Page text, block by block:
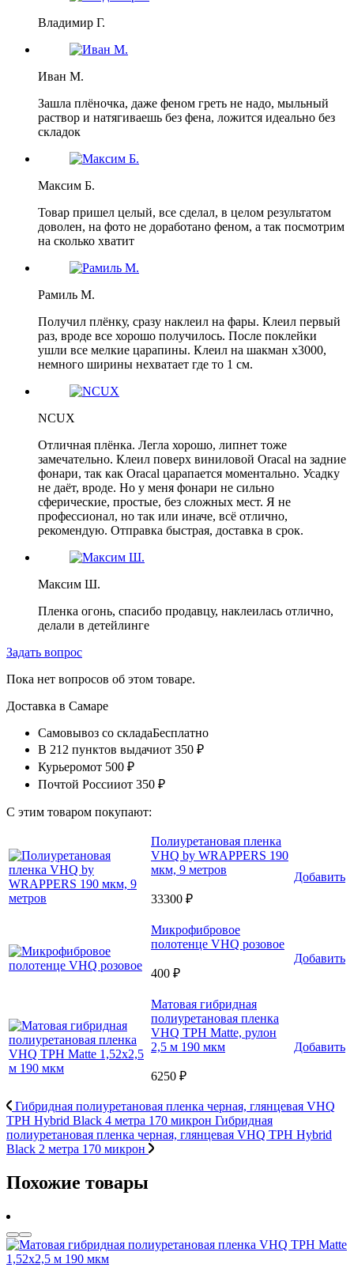
Владимир Г.
Иван М.
Зашла плёночка, даже феном греть не надо, мыльный
раствор и натягиваешь без фена, ложится идеально без
складок
Максим Б.
Товар пришел целый, все сделал, в целом результатом
доволен, на фото не доработано феном, а так посмотрим
на сколько хватит
Рамиль М.
Получил плёнку, сразу наклеил на фары. Клеил первый
раз, вроде все хорошо получилось. После поклейки
ушли все мелкие царапины. Клеил на шакман х3000,
немного ширины нехватает где то 1 см.
NCUX
Отличная плёнка. Легла хорошо, липнет тоже
замечательно. Клеил поверх виниловой Oracal на задние
фонари, так как Oracal царапается моментально. Усадку
не даёт, вроде. Но у меня фонари не сильно
сферические, простые, без сложных мест. Я не
профессионал, но так или иначе, всё отлично,
рекомендую. Отправка быстрая, доставка в срок.
Максим Ш.
Пленка огонь, спасибо продавцу, наклеилась отлично,
делали в детейлинге
Задать вопрос
Пока нет вопросов об этом товаре.
Доставка в Самаре
Самовывоз со складаБесплатно
В 212 пунктов выдачиот 350 ₽
Курьеромот 500 ₽
Почтой Россииот 350 ₽
С этим товаром покупают:
Полиуретановая пленка
VHQ by WRAPPERS 190
мкм, 9 метров
33300 ₽
Добавить
Микрофибровое
полотенце VHQ розовое
400 ₽
Добавить
Матовая гибридная
полиуретановая пленка
VHQ TPH Matte, рулон
2,5 м 190 мкм
6250 ₽
Добавить
Гибридная полиуретановая пленка черная, глянцевая VHQ
TPH Hybrid Black 4 метра 170 микрон Гибридная
полиуретановая пленка черная, глянцевая VHQ TPH Hybrid
Black 2 метра 170 микрон
Похожие товары